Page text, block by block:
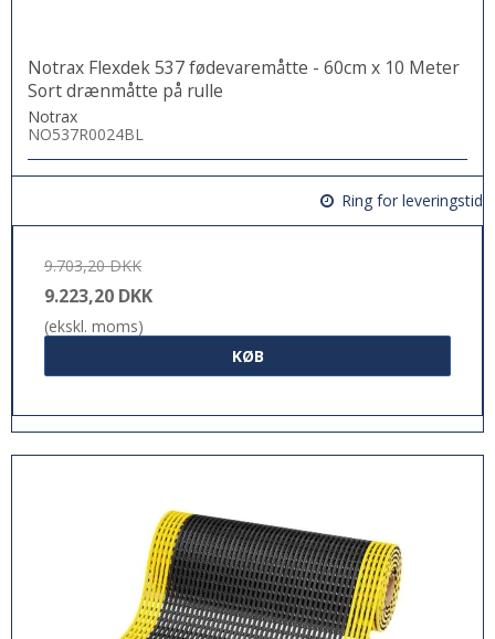
Notrax Flexdek 537 fødevaremåtte - 60cm x 10 Meter
Sort drænmåtte på rulle
Notrax
NO537R0024BL
Ring for leveringstid
9.703,20 DKK
9.223,20 DKK
(ekskl. moms)
KØB